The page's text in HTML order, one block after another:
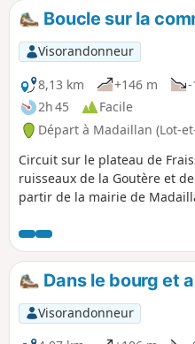
Boucle sur la
Visorandonneur
8,13 km
+146 m
-
2h 45
Facile
Départ à Madaillan (Lot-
Circuit sur le plateau de
ruisseaux de la Goutère et
partir de la mairie de
Dans le bourg et
Visorandonneur